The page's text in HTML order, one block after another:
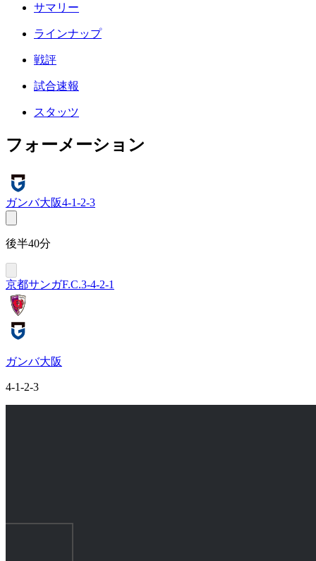
サマリー
ラインナップ
戦評
試合速報
スタッツ
フォーメーション
ガンバ大阪4-1-2-3
後半40分
京都サンガF.C.3-4-2-1
ガンバ大阪
4-1-2-3